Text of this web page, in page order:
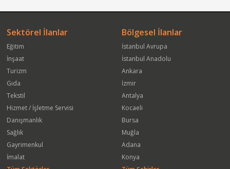
Sektörel İlanlar
Eğitim
İnşaat
Turizm
Gıda
Tekstil
Hizmet / İşletme Servisi
Danışmanlık
Sağlık
Gayrimenkul
İmalat
Bölgesel İlanlar
İstanbul Avrupa
İstanbul Anadolu
Ankara
İzmir
Antalya
Kocaeli
Bursa
Muğla
Adana
Konya